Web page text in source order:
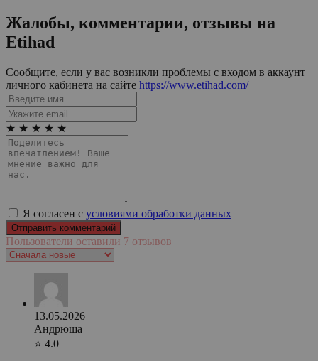
Жалобы, комментарии, отзывы на
Etihad
Сообщите, если у вас возникли проблемы с входом в аккаунт
личного кабинета на сайте https://www.etihad.com/
★ ★ ★ ★ ★
Я согласен с условиями обработки данных
Пользователи оставили 7 отзывов
13.05.2026
Андрюша
⭐ 4.0